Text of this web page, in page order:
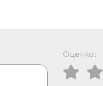
Оценка: